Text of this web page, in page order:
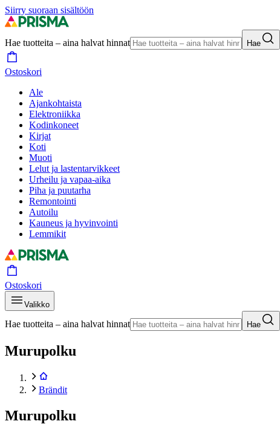
Siirry suoraan sisältöön
Hae tuotteita – aina halvat hinnat Hae
Ostoskori
Ale
Ajankohtaista
Elektroniikka
Kodinkoneet
Kirjat
Koti
Muoti
Lelut ja lastentarvikkeet
Urheilu ja vapaa-aika
Piha ja puutarha
Remontointi
Autoilu
Kauneus ja hyvinvointi
Lemmikit
Ostoskori
Valikko
Hae tuotteita – aina halvat hinnat Hae
Murupolku
Brändit
Murupolku